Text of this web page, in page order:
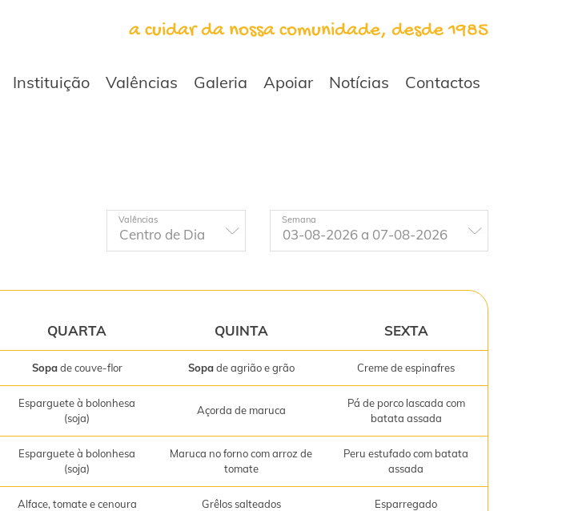
a cuidar da nossa comunidade, desde 1985
Instituição Valências Galeria Apoiar Notícias Contactos
Valências Semana
QUARTA QUINTA SEXTA
Sopade couve-flor Sopade agrião e grão Creme de espinafres
Esparguete à bolonhesa
(soja)
Açorda de maruca
Pá de porco lascada com
batata assada
Esparguete à bolonhesa
(soja)
Maruca no forno com arroz de
tomate
Peru estufado com batata
assada
Alface, tomate e cenoura Grêlos salteados Esparregado